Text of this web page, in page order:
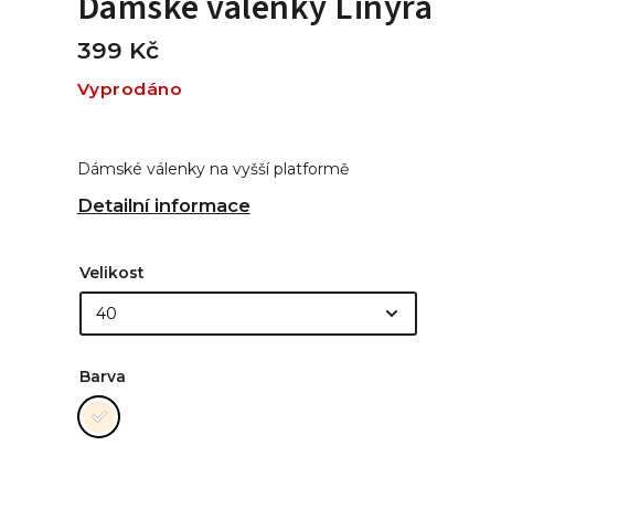
399 Kč
Vyprodáno
Dámské válenky na vyšší platformě
Detailní informace
Velikost
Barva